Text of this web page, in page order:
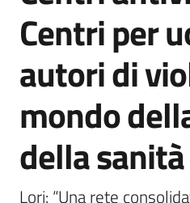
Piani
Programmi
Progetti
su
Centri per
autori di
mondo
della sanità
Lori: “Una rete